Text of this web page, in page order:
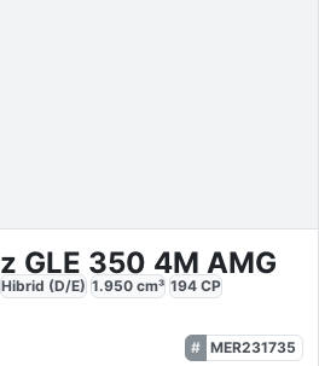
GLE 350 4M AMG
Hibrid (D/E) 1.950 cm³ 194 CP
MER231735